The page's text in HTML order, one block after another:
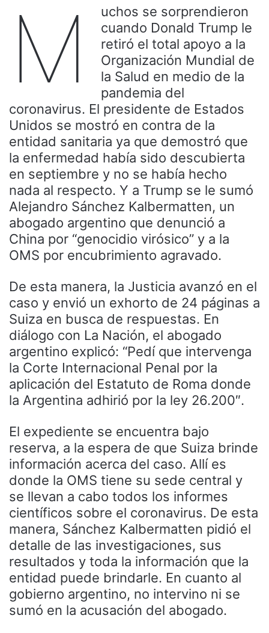
M
uchos se sorprendieron
cuando Donald Trump le
retiró el total apoyo a la
Organización Mundial de
la Salud en medio de la
pandemia del
coronavirus. El presidente de Estados
Unidos se mostró en contra de la
entidad sanitaria ya que demostró que
la enfermedad había sido descubierta
en septiembre y no se había hecho
nada al respecto. Y a Trump se le sumó
Alejandro Sánchez Kalbermatten, un
abogado argentino que denunció a
China por “genocidio virósico” y a la
OMS por encubrimiento agravado.
De esta manera, la Justicia avanzó en el
caso y envió un exhorto de 24 páginas a
Suiza en busca de respuestas. En
diálogo con La Nación, el abogado
argentino explicó: “Pedí que intervenga
la Corte Internacional Penal por la
aplicación del Estatuto de Roma donde
la Argentina adhirió por la ley 26.200″.
El expediente se encuentra bajo
reserva, a la espera de que Suiza brinde
información acerca del caso. Allí es
donde la OMS tiene su sede central y
se llevan a cabo todos los informes
científicos sobre el coronavirus. De esta
manera, Sánchez Kalbermatten pidió el
detalle de las investigaciones, sus
resultados y toda la información que la
entidad puede brindarle. En cuanto al
gobierno argentino, no intervino ni se
sumó en la acusación del abogado.